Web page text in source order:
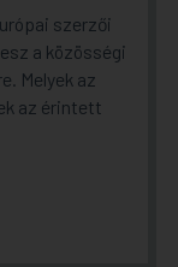
szerzői
a közösségi
Melyek az
az érintett